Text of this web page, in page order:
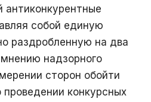
антиконкурентные
собой единую
раздробленную на два
надзорного
сторон обойти
проведении конкурсных